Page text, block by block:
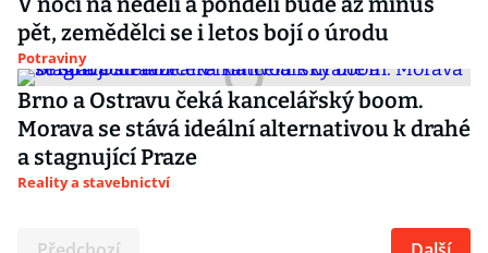
pět, zemědělci se i letos bojí o úrodu
Potraviny
Brno a Ostravu čeká kancelářský boom.
Morava se stává ideální alternativou k drahé
a stagnující Praze
Reality a stavebnictví